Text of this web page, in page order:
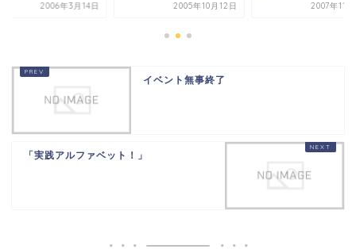
2006年3月14日 2005年10月12日 2007年11
イベント無事終了
「実践アルファベット！」